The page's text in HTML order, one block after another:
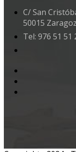
C/ San
50015
Tel: 976 51 51